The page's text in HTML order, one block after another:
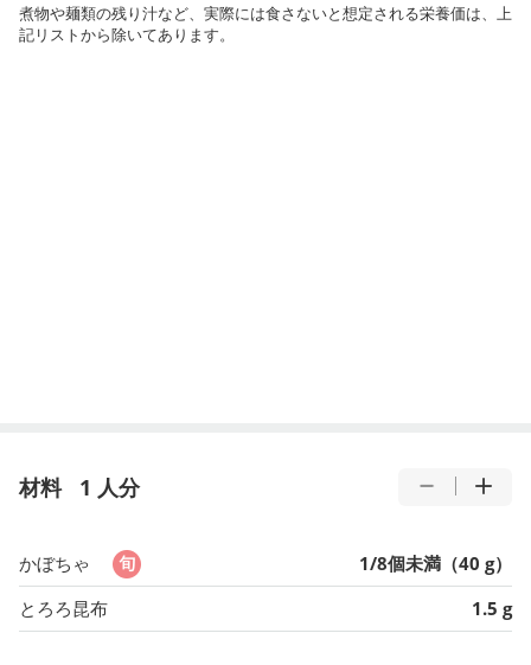
煮物や麺類の残り汁など、実際には食さないと想定される栄養価は、上
記リストから除いてあります。
材料 1 人分
かぼちゃ
1/8個未満（40 g）
とろろ昆布
1.5 g